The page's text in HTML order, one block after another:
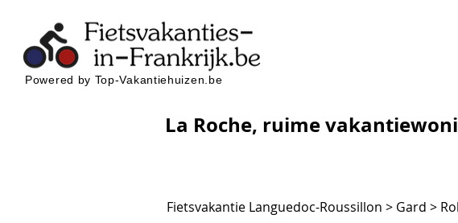
Powered by Top-Vakantiehuizen.be
La Roche, ruime
Fietsvakantie Languedoc-Roussillon > Gard >